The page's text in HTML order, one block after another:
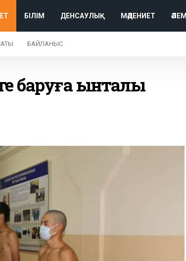
БІЛІМ ДЕНСАУЛЫҚ МӘДЕНИЕТ ӘЛЕМ
БАЙЛАНЫС
баруға ынталы